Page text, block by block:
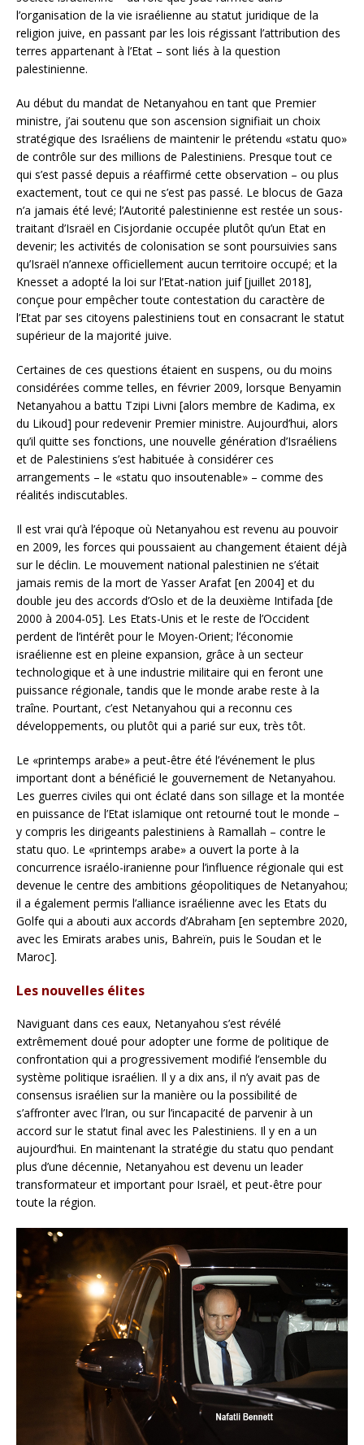
l’organisation de la vie israélienne au statut juridique de la
religion juive, en passant par les lois régissant l’attribution des
terres appartenant à l’Etat – sont liés à la question
palestinienne.
Au début du mandat de Netanyahou en tant que Premier
ministre, j’ai soutenu que son ascension signifiait un choix
stratégique des Israéliens de maintenir le prétendu «statu quo»
de contrôle sur des millions de Palestiniens. Presque tout ce
qui s’est passé depuis a réaffirmé cette observation – ou plus
exactement, tout ce qui ne s’est pas passé. Le blocus de Gaza
n’a jamais été levé; l’Autorité palestinienne est restée un sous-
traitant d’Israël en Cisjordanie occupée plutôt qu’un Etat en
devenir; les activités de colonisation se sont poursuivies sans
qu’Israël n’annexe officiellement aucun territoire occupé; et la
Knesset a adopté la loi sur l’Etat-nation juif [juillet 2018],
conçue pour empêcher toute contestation du caractère de
l’Etat par ses citoyens palestiniens tout en consacrant le statut
supérieur de la majorité juive.
Certaines de ces questions étaient en suspens, ou du moins
considérées comme telles, en février 2009, lorsque Benyamin
Netanyahou a battu Tzipi Livni [alors membre de Kadima, ex
du Likoud] pour redevenir Premier ministre. Aujourd’hui, alors
qu’il quitte ses fonctions, une nouvelle génération d’Israéliens
et de Palestiniens s’est habituée à considérer ces
arrangements – le «statu quo insoutenable» – comme des
réalités indiscutables.
Il est vrai qu’à l’époque où Netanyahou est revenu au pouvoir
en 2009, les forces qui poussaient au changement étaient déjà
sur le déclin. Le mouvement national palestinien ne s’était
jamais remis de la mort de Yasser Arafat [en 2004] et du
double jeu des accords d’Oslo et de la deuxième Intifada [de
2000 à 2004-05]. Les Etats-Unis et le reste de l’Occident
perdent de l’intérêt pour le Moyen-Orient; l’économie
israélienne est en pleine expansion, grâce à un secteur
technologique et à une industrie militaire qui en feront une
puissance régionale, tandis que le monde arabe reste à la
traîne. Pourtant, c’est Netanyahou qui a reconnu ces
développements, ou plutôt qui a parié sur eux, très tôt.
Le «printemps arabe» a peut-être été l’événement le plus
important dont a bénéficié le gouvernement de Netanyahou.
Les guerres civiles qui ont éclaté dans son sillage et la montée
en puissance de l’Etat islamique ont retourné tout le monde –
y compris les dirigeants palestiniens à Ramallah – contre le
statu quo. Le «printemps arabe» a ouvert la porte à la
concurrence israélo-iranienne pour l’influence régionale qui est
devenue le centre des ambitions géopolitiques de Netanyahou;
il a également permis l’alliance israélienne avec les Etats du
Golfe qui a abouti aux accords d’Abraham [en septembre 2020,
avec les Emirats arabes unis, Bahreïn, puis le Soudan et le
Maroc].
Les nouvelles élites
Naviguant dans ces eaux, Netanyahou s’est révélé
extrêmement doué pour adopter une forme de politique de
confrontation qui a progressivement modifié l’ensemble du
système politique israélien. Il y a dix ans, il n’y avait pas de
consensus israélien sur la manière ou la possibilité de
s’affronter avec l’Iran, ou sur l’incapacité de parvenir à un
accord sur le statut final avec les Palestiniens. Il y en a un
aujourd’hui. En maintenant la stratégie du statu quo pendant
plus d’une décennie, Netanyahou est devenu un leader
transformateur et important pour Israël, et peut-être pour
toute la région.